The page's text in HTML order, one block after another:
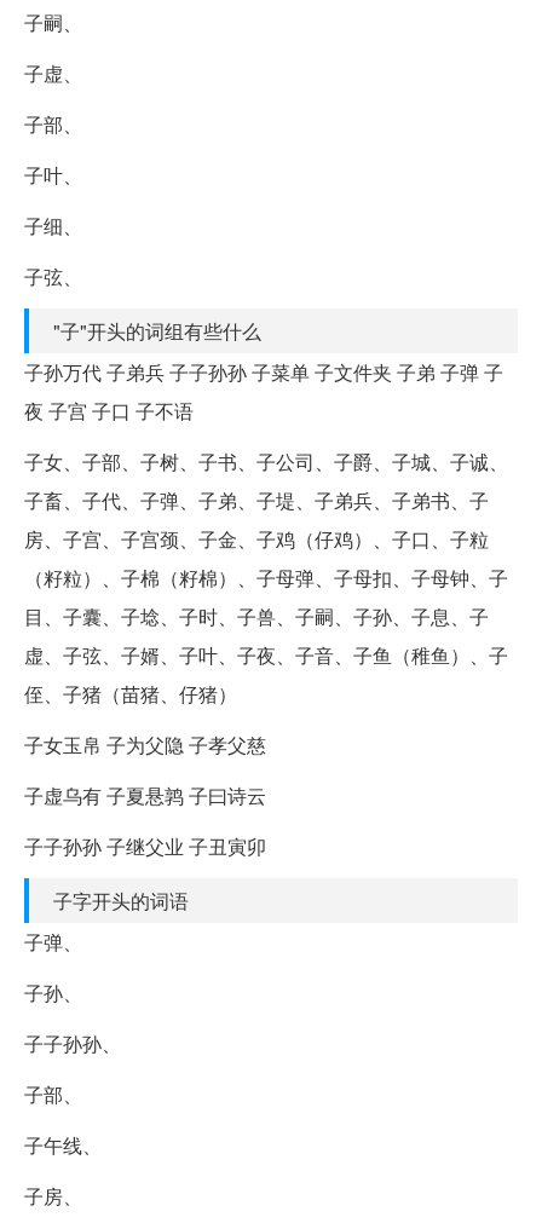
子嗣、
子虚、
子部、
子叶、
子细、
子弦、
"子"开头的词组有些什么
子孙万代 子弟兵 子子孙孙 子菜单 子文件夹 子弟 子弹 子
夜 子宫 子口 子不语
子女、子部、子树、子书、子公司、子爵、子城、子诚、
子畜、子代、子弹、子弟、子堤、子弟兵、子弟书、子
房、子宫、子宫颈、子金、子鸡（仔鸡）、子口、子粒
（籽粒）、子棉（籽棉）、子母弹、子母扣、子母钟、子
目、子囊、子埝、子时、子兽、子嗣、子孙、子息、子
虚、子弦、子婿、子叶、子夜、子音、子鱼（稚鱼）、子
侄、子猪（苗猪、仔猪）
子女玉帛 子为父隐 子孝父慈
子虚乌有 子夏悬鹑 子曰诗云
子子孙孙 子继父业 子丑寅卯
子字开头的词语
子弹、
子孙、
子子孙孙、
子部、
子午线、
子房、